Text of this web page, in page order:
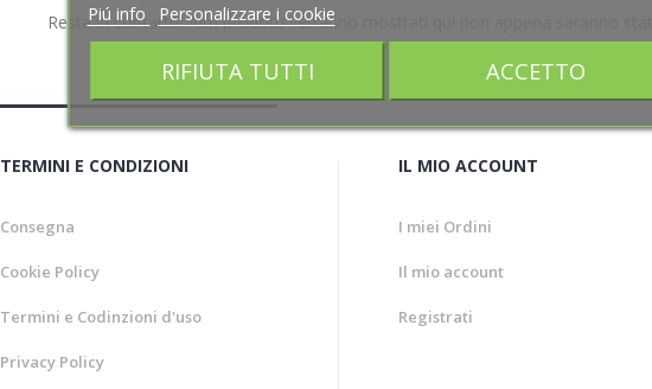
Resta in contatto! Altri prodotti verranno mostrati qui non appena saranno
TERMINI E CONDIZIONI
Consegna
Cookie Policy
Termini e Codinzioni d'uso
Privacy Policy
IL MIO ACCOUNT
I miei Ordini
Il mio account
Registrati
Piú info Personalizzare i cookie
RIFIUTA TUTTI ACCETTO
Piú info Personalizzare i cookie
RIFIUTA TUTTI ACCETTO